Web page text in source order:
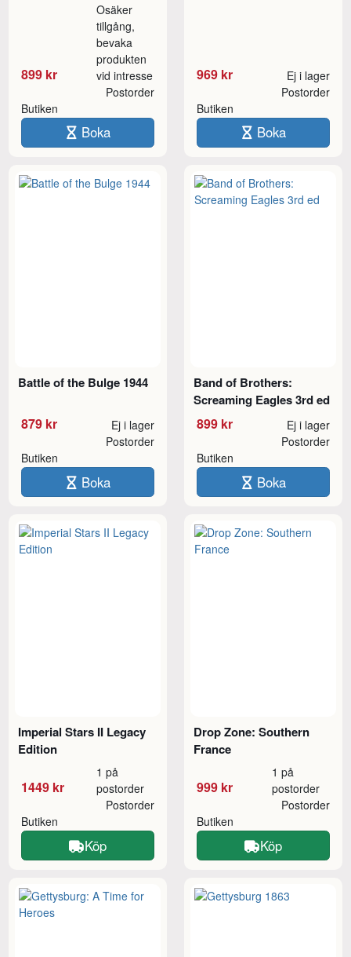
899 kr
Osäker
tillgång,
bevaka
produkten
vid intresse
Butiken
Postorder
Boka
969 kr Ej i lager
Butiken
Postorder
Boka
Battle of the Bulge 1944
879 kr Ej i lager
Butiken
Postorder
Boka
Band of Brothers:
Screaming Eagles 3rd ed
899 kr Ej i lager
Butiken
Postorder
Boka
Imperial Stars II Legacy
Edition
1449 kr
1 på
postorder
Butiken
Postorder
Köp
Drop Zone: Southern
France
999 kr
1 på
postorder
Butiken
Postorder
Köp